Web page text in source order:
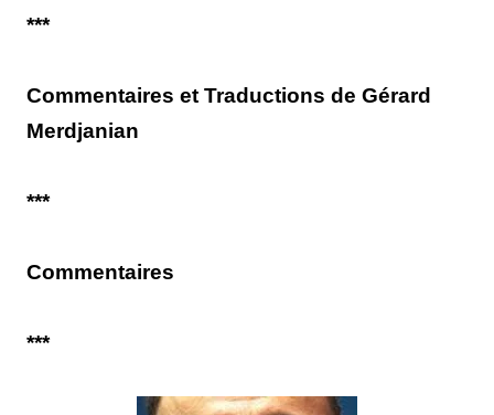
***
Commentaires et Traductions de Gérard
Merdjanian
***
Commentaires
***